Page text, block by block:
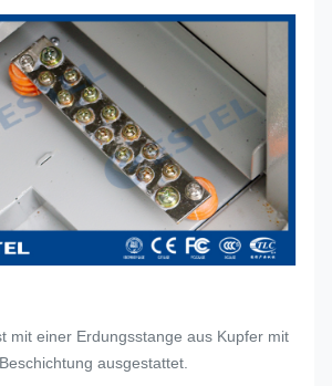
mit einer Erdungsstange aus Kupfer mit
ausgestattet.